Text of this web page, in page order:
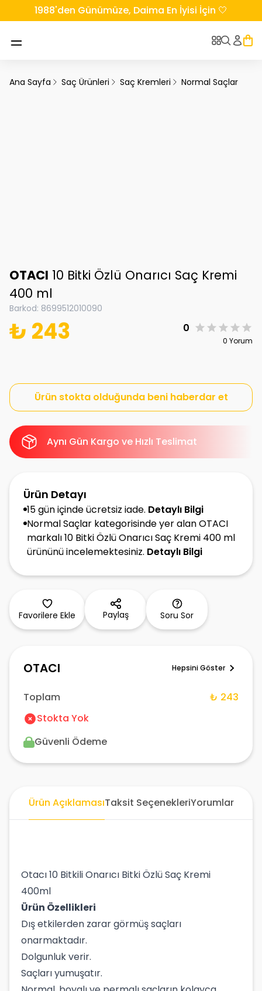
1988'den Günümüze, Daima En İyisi İçin 🤍
Ana Sayfa Saç Ürünleri Saç Kremleri Normal Saçlar
OTACI 10 Bitki Özlü Onarıcı Saç Kremi
400 ml
Barkod: 8699512010090
₺ 243 0
0 Yorum
Ürün stokta olduğunda beni haberdar et
Aynı Gün Kargo ve Hızlı Teslimat
Ürün Detayı
15 gün içinde ücretsiz iade. Detaylı Bilgi
Normal Saçlar kategorisinde yer alan OTACI
markalı 10 Bitki Özlü Onarıcı Saç Kremi 400 ml
ürününü incelemektesiniz. Detaylı Bilgi
Favorilere Ekle Paylaş Soru Sor
OTACI Hepsini Göster
Toplam
₺ 243
Stokta Yok
Güvenli Ödeme
Ürün AçıklamasıTaksit SeçenekleriYorumlar
Otacı 10 Bitkili Onarıcı Bitki Özlü Saç Kremi
400ml
Ürün Özellikleri
Dış etkilerden zarar görmüş saçları
onarmaktadır.
Dolgunluk verir.
Saçları yumuşatır.